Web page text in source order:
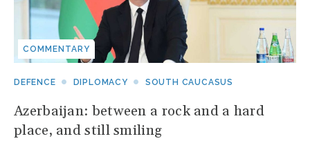
COMMENTARY
DEFENCE DIPLOMACY SOUTH CAUCASUS
Azerbaijan: between a rock and a hard
place, and still smiling